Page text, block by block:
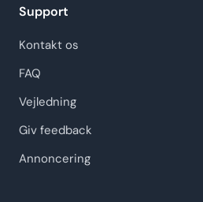
Support
Kontakt os
FAQ
Vejledning
Giv feedback
Annoncering